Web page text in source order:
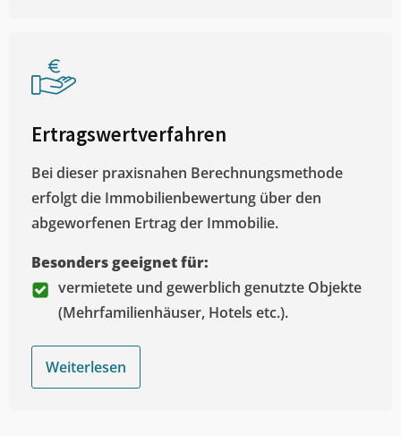
Ertragswertverfahren
Bei dieser praxisnahen Berechnungsmethode
erfolgt die Immobilienbewertung über den
abgeworfenen Ertrag der Immobilie.
Besonders geeignet für:
vermietete und gewerblich genutzte Objekte
(Mehrfamilienhäuser, Hotels etc.).
Weiterlesen